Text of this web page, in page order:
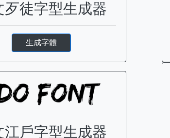
歹徒字型生成器
生成字體
江戶字型生成器